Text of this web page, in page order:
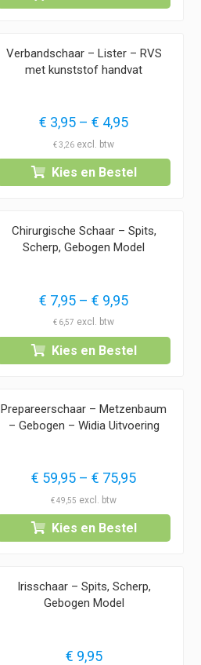
Verbandschaar – Lister – RVS
met kunststof handvat
€ 3,95 – € 4,95Prijsklasse:
tot
€ 4,95
€3,26
Kies en Bestel
Chirurgische Schaar – Spits,
Scherp, Gebogen Model
€ 7,95 – € 9,95Prijsklasse:
tot
€ 9,95
€ 6,57
Kies en Bestel
Prepareerschaar – Metzenbaum
– Gebogen – Widia Uitvoering
€ 59,95 – € 75,95
tot
€ 75,95
€49,55
Kies en Bestel
Irisschaar – Spits, Scherp,
Gebogen Model
€ 9,95